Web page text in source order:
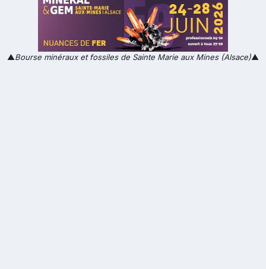
▲Bourse minéraux et fossiles de Sainte Marie aux Mines (Alsace)▲